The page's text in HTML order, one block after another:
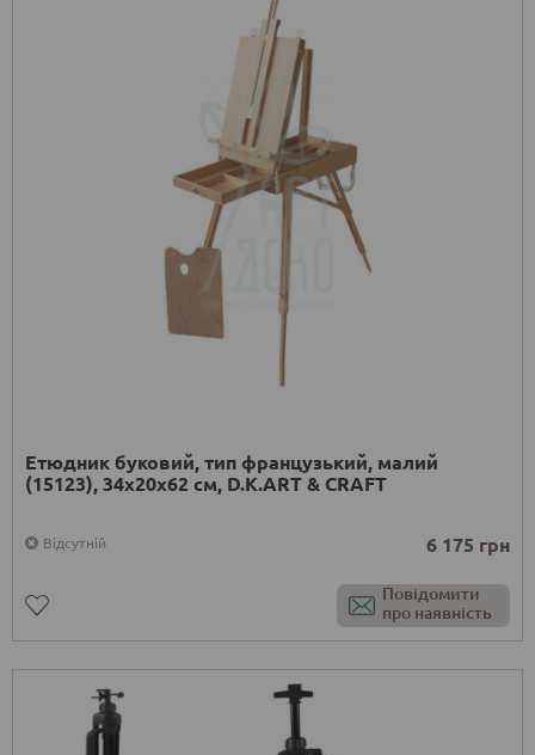
Етюдник буковий, тип французький, малий
(15123), 34х20х62 см, D.K.ART & CRAFT
Відсутній 6 175 грн
Повідомити
про наявність